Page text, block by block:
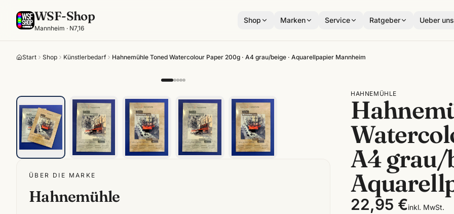
WSF-Shop
Mannheim · N7,16
Shop Marken Service Ratgeber Ueber uns
Start Shop Künstlerbedarf Hahnemühle Toned Watercolour Paper 200g · A4 grau/beige · Aquarellpapier Mannheim
ÜBER DIE MARKE
Hahnemühle
HAHNEMÜHLE
A4 grau/
22,95 €inkl. MwSt.